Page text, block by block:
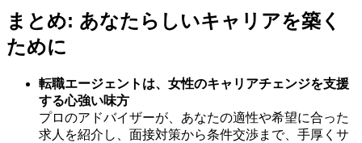
まとめ: あなたらしいキャリアを築く
ために
転職エージェントは、女性のキャリアチェンジを支援
する心強い味方
プロのアドバイザーが、あなたの適性や希望に合った
求人を紹介し、面接対策から条件交渉まで、手厚くサ